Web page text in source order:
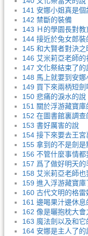
141 安娜小姐真是個
142 禁斷的裝備
143 Ｈ的學園長對
144 接近於兔女郎
145 和大賢者對決之
146 艾米莉亞老師
147 文化祭結束了的
148 馬上就要到安
149 買下來兩柄短劍
150 悲痛的淚水的說
151 關於浮游藏寶
152 在圖書館裏調查
153 書好厲害的說
154 接下來要去王宮
155 拿到的不是劍是
156 不管什麼事情
157 爲了做好明天
158 艾米莉亞老師
159 進入浮游藏寶庫
160 古代文明的格雷
161 邊喝果汁邊休息
162 像是曬抱枕大
163 魔法劍以及和
164 安娜是主人了的